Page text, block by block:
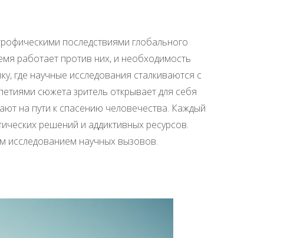
последствиями глобального
работает против них, и необходимость
где научные исследования сталкиваются с
сюжета зритель открывает для себя
на пути к спасению человечества. Каждый
решений и аддиктивных ресурсов.
исследованием научных вызовов.